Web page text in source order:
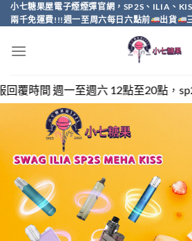
Skip
to
小七糖果屋電子煙煙彈官網，SP2S、ILIA、
兩千免運費!!!週一至周六每日六點前
出貨
至20點，sp2s/relx/kiss/ilia/swag各